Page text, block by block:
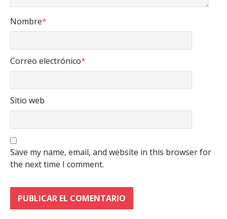
Nombre*
Correo electrónico*
Sitio web
Save my name, email, and website in this browser for
the next time I comment.